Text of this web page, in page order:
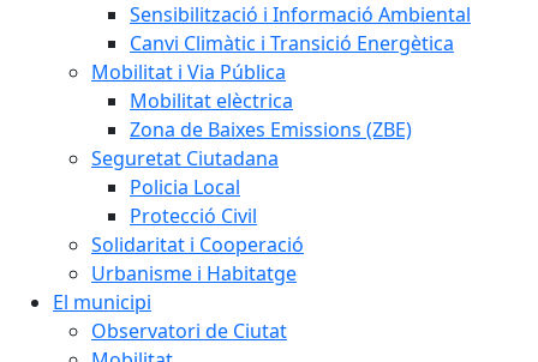
Sensibilització i Informació Ambiental
Canvi Climàtic i Transició Energètica
Mobilitat i Via Pública
Mobilitat elèctrica
Zona de Baixes Emissions (ZBE)
Seguretat Ciutadana
Policia Local
Protecció Civil
Solidaritat i Cooperació
Urbanisme i Habitatge
El municipi
Observatori de Ciutat